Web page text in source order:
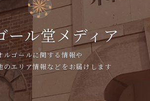
ール堂メディア
ルゴールに関する情報や
のエリア情報などをお届けします